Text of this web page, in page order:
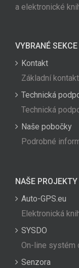
a elektronické
VYBRANÉ SEKCE
Kontakt
Základní
Technická
Technická
Naše pobočky
Podrobné
NAŠE PROJEKTY
Auto-GPS.eu
Elektronická
SYSDO
On-line systém
Senzora